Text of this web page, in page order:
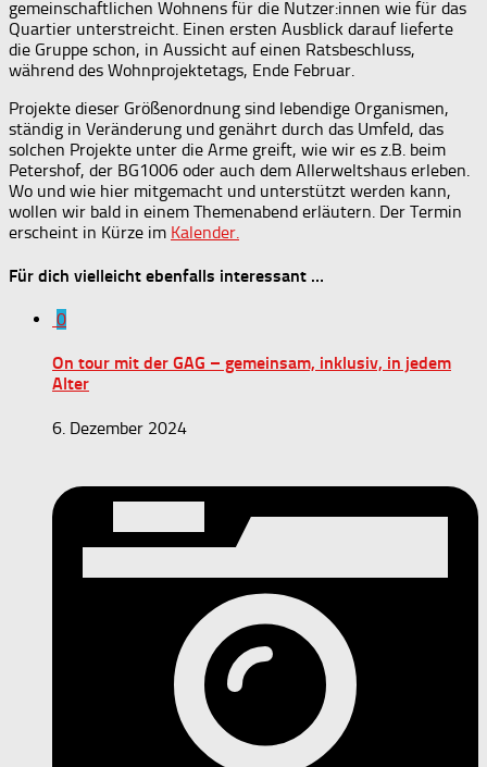
gemeinschaftlichen Wohnens für die Nutzer:innen wie für das
Quartier unterstreicht. Einen ersten Ausblick darauf lieferte
die Gruppe schon, in Aussicht auf einen Ratsbeschluss,
während des Wohnprojektetags, Ende Februar.
Projekte dieser Größenordnung sind lebendige Organismen,
ständig in Veränderung und genährt durch das Umfeld, das
solchen Projekte unter die Arme greift, wie wir es z.B. beim
Petershof, der BG1006 oder auch dem Allerweltshaus erleben.
Wo und wie hier mitgemacht und unterstützt werden kann,
wollen wir bald in einem Themenabend erläutern. Der Termin
erscheint in Kürze im Kalender.
Für dich vielleicht ebenfalls interessant …
0
On tour mit der GAG – gemeinsam, inklusiv, in jedem
Alter
6. Dezember 2024